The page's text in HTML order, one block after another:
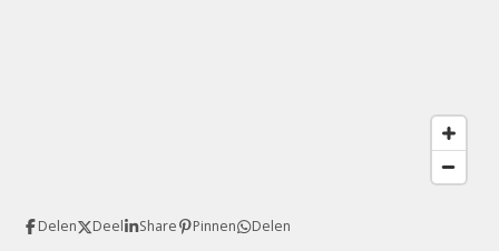
Delen Deel Share Pinnen Delen